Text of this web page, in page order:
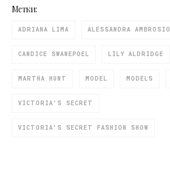
Метки:
ADRIANA LIMA ALESSANDRA AMBROSIO
CANDICE SWANEPOEL LILY ALDRIDGE
MARTHA HUNT MODEL MODELS
VICTORIA'S SECRET
VICTORIA'S SECRET FASHION SHOW